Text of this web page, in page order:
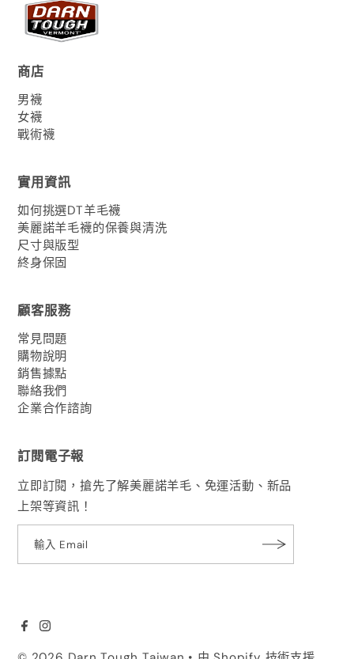
商店
男襪
女襪
戰術襪
實用資訊
如何挑選DT羊毛襪
美麗諾羊毛襪的保養與清洗
尺寸與版型
終身保固
顧客服務
常見問題
購物說明
銷售據點
聯絡我們
企業合作諮詢
訂閱電子報
立即訂閱，搶先了解美麗諾羊毛、免運活動、新品
上架等資訊！